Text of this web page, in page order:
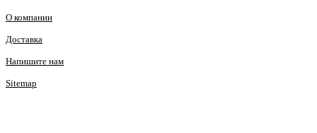
О компании
Доставка
Напишите нам
Sitemap